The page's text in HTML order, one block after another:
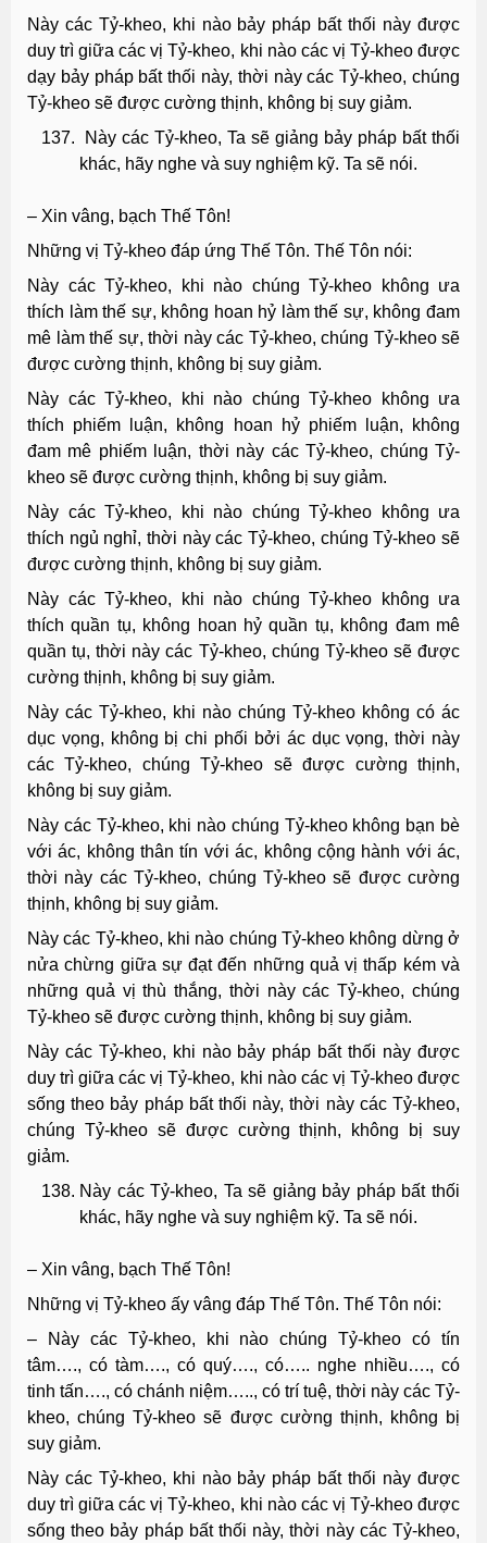
Này các Tỷ-kheo, khi nào bảy pháp bất thối này được
duy trì giữa các vị Tỷ-kheo, khi nào các vị Tỷ-kheo được
dạy bảy pháp bất thối này, thời này các Tỷ-kheo, chúng
Tỷ-kheo sẽ được cường thịnh, không bị suy giảm.
Này các Tỷ-kheo, Ta sẽ giảng bảy pháp bất thối
khác, hãy nghe và suy nghiệm kỹ. Ta sẽ nói.
– Xin vâng, bạch Thế Tôn!
Những vị Tỷ-kheo đáp ứng Thế Tôn. Thế Tôn nói:
Này các Tỷ-kheo, khi nào chúng Tỷ-kheo không ưa
thích làm thế sự, không hoan hỷ làm thế sự, không đam
mê làm thế sự, thời này các Tỷ-kheo, chúng Tỷ-kheo sẽ
được cường thịnh, không bị suy giảm.
Này các Tỷ-kheo, khi nào chúng Tỷ-kheo không ưa
thích phiếm luận, không hoan hỷ phiếm luận, không
đam mê phiếm luận, thời này các Tỷ-kheo, chúng Tỷ-
kheo sẽ được cường thịnh, không bị suy giảm.
Này các Tỷ-kheo, khi nào chúng Tỷ-kheo không ưa
thích ngủ nghỉ, thời này các Tỷ-kheo, chúng Tỷ-kheo sẽ
được cường thịnh, không bị suy giảm.
Này các Tỷ-kheo, khi nào chúng Tỷ-kheo không ưa
thích quần tụ, không hoan hỷ quần tụ, không đam mê
quần tụ, thời này các Tỷ-kheo, chúng Tỷ-kheo sẽ được
cường thịnh, không bị suy giảm.
Này các Tỷ-kheo, khi nào chúng Tỷ-kheo không có ác
dục vọng, không bị chi phối bởi ác dục vọng, thời này
các Tỷ-kheo, chúng Tỷ-kheo sẽ được cường thịnh,
không bị suy giảm.
Này các Tỷ-kheo, khi nào chúng Tỷ-kheo không bạn bè
với ác, không thân tín với ác, không cộng hành với ác,
thời này các Tỷ-kheo, chúng Tỷ-kheo sẽ được cường
thịnh, không bị suy giảm.
Này các Tỷ-kheo, khi nào chúng Tỷ-kheo không dừng ở
nửa chừng giữa sự đạt đến những quả vị thấp kém và
những quả vị thù thắng, thời này các Tỷ-kheo, chúng
Tỷ-kheo sẽ được cường thịnh, không bị suy giảm.
Này các Tỷ-kheo, khi nào bảy pháp bất thối này được
duy trì giữa các vị Tỷ-kheo, khi nào các vị Tỷ-kheo được
sống theo bảy pháp bất thối này, thời này các Tỷ-kheo,
chúng Tỷ-kheo sẽ được cường thịnh, không bị suy
giảm.
Này các Tỷ-kheo, Ta sẽ giảng bảy pháp bất thối
khác, hãy nghe và suy nghiệm kỹ. Ta sẽ nói.
– Xin vâng, bạch Thế Tôn!
Những vị Tỷ-kheo ấy vâng đáp Thế Tôn. Thế Tôn nói:
– Này các Tỷ-kheo, khi nào chúng Tỷ-kheo có tín
tâm…., có tàm…., có quý…., có….. nghe nhiều…., có
tinh tấn…., có chánh niệm….., có trí tuệ, thời này các Tỷ-
kheo, chúng Tỷ-kheo sẽ được cường thịnh, không bị
suy giảm.
Này các Tỷ-kheo, khi nào bảy pháp bất thối này được
duy trì giữa các vị Tỷ-kheo, khi nào các vị Tỷ-kheo được
sống theo bảy pháp bất thối này, thời này các Tỷ-kheo,